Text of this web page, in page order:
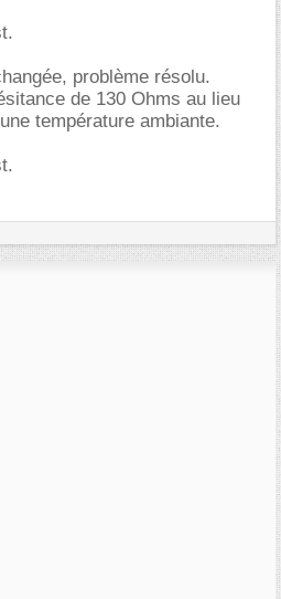
problème résolu.
de 130 Ohms au lieu
température ambiante.